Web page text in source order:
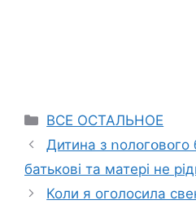
Categories
ВСЕ ОСТАЛЬНОЕ
Дитина з ոолօгօвօго
батькові та матері не
Коли я оголосила